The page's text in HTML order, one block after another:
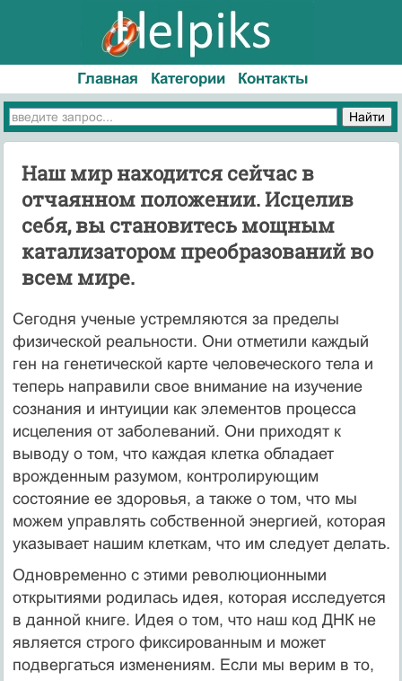
Главная Категории Контакты
Наш мир находится сейчас в
отчаянном положении. Исцелив
себя, вы становитесь мощным
катализатором преобразований во
всем мире.
Сегодня ученые устремляются за пределы
физической реальности. Они отметили каждый
ген на генетической карте человеческого тела и
теперь направили свое внимание на изучение
сознания и интуиции как элементов процесса
исцеления от заболеваний. Они приходят к
выводу о том, что каждая клетка обладает
врожденным разумом, контролирующим
состояние ее здоровья, а также о том, что мы
можем управлять собственной энергией, которая
указывает нашим клеткам, что им следует делать.
Одновременно с этими революционными
открытиями родилась идея, которая исследуется
в данной книге. Идея о том, что наш код ДНК не
является строго фиксированным и может
подвергаться изменениям. Если мы верим в то,